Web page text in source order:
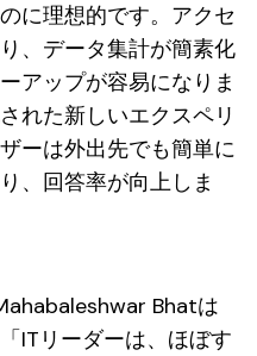
に理想的です。アクセ
、データ集計が簡素化
アップが容易になりま
れた新しいエクスペリ
ーは外出先でも簡単に
、回答率が向上しま
Bhatは
ITリーダーは、ほぼす